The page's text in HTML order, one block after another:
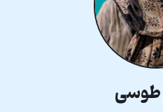
طوسی